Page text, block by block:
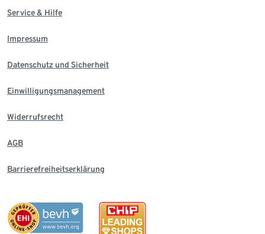
Service & Hilfe
Impressum
Datenschutz und Sicherheit
Einwilligungsmanagement
Widerrufsrecht
AGB
Barrierefreiheitserklärung